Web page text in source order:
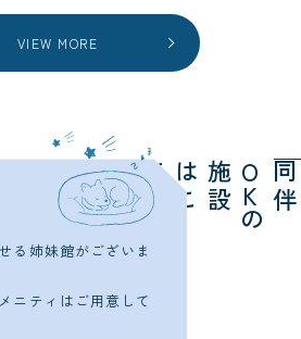
VIEW MORE
伴
O
K
の
施
設
は
こ
ち
ら
る姉妹館がございま
ニティはご用意して